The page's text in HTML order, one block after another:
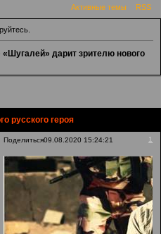
Активные темы RSS
.
«Шугалей» дарит зрителю нового
русского героя
Поделиться 1
09.08.2020 15:24:21